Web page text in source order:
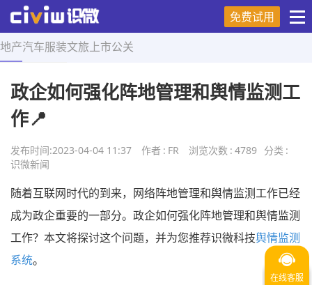
免费试用
地产汽车服装文旅 上市公关
首页 > 舆情研究 > 正文
政企如何强化阵地管理和舆情监测工
作📍
发布时间:2023-04-04 11:37 作者 : FR 浏览次数 : 4789 分类 :
识微新闻
随着互联网时代的到来，网络阵地管理和舆情监测工作已经
成为政企重要的一部分。政企如何强化阵地管理和舆情监测
工作？本文将探讨这个问题，并为您推荐识微科技舆情监测
系统。